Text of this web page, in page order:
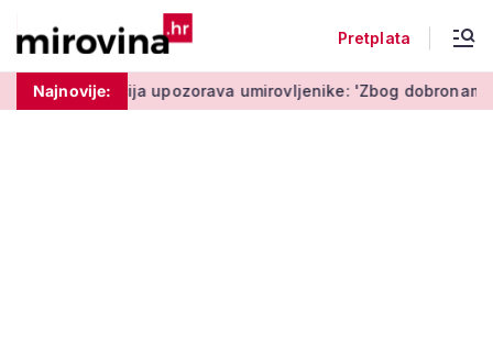
Pretplata
Najnovije:
Policija upozorava umirovljenike: 'Zbog